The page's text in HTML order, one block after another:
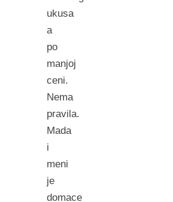
ukusa
a
po
manjoj
ceni.
Nema
pravila.
Mada
i
meni
je
domace